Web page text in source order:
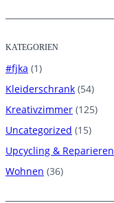
KATEGORIEN
#fjka (1)
Kleiderschrank (54)
Kreativzimmer (125)
Uncategorized (15)
Upcycling & Reparieren
Wohnen (36)